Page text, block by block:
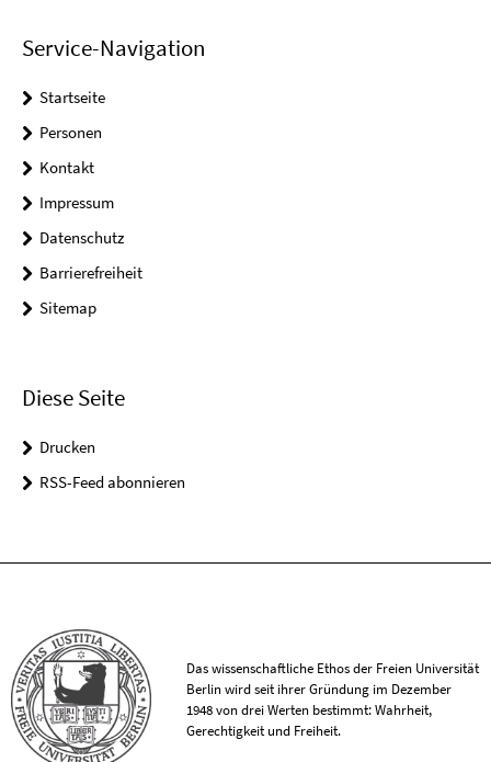
Service-Navigation
Startseite
Personen
Kontakt
Impressum
Datenschutz
Barrierefreiheit
Sitemap
Diese Seite
Drucken
RSS-Feed abonnieren
Das wissenschaftliche Ethos der Freien Universität
Berlin wird seit ihrer Gründung im Dezember
1948 von drei Werten bestimmt: Wahrheit,
Gerechtigkeit und Freiheit.